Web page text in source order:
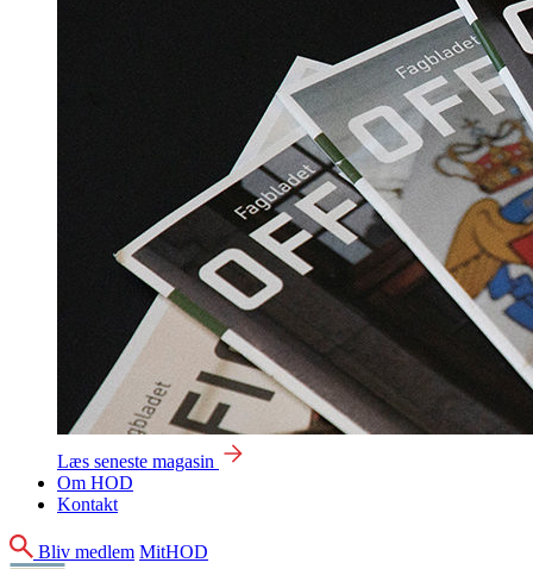
Læs seneste magasin
Om HOD
Kontakt
Søg
Bliv medlem MitHOD